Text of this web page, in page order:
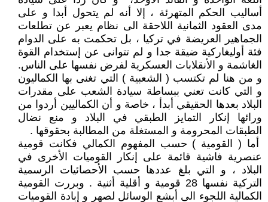
أساليب الحكم المتهرئة ، إلا أنه لم يتحول أبدا و على
مدى العقود الثمانية اللاحقة الى نظام يعبر عن تطلعات
الجماهير العريضة في تركيا ، بل تحكمت به على الدوام
فئة أوليغاركية ضيقة جدا و لم تتوانى عن إستخدام القوة
الغاشمة و الأنقلابات العسكرية لفرض نفسها على الناس.
و من هنا لم تكتسب ( الشعبية ) التي تغنى بها الكماليون
و التي كانت تعني ببساطة سيادة الشعب على مقدرات
البلاد بعدها الحقيقي أبدأ ، خاصة و أن الكماليين أردوا من
ورائها إنكار التمايز الطبقي في البلاد و منع نضال
الطبقات المحرومة و المستغلة من المطالبة بحقوقها .
أما ( القومية ) حسب المفهوم الكمالي فكانت قومية
عنصرية فاشية قائمة على إنكار القوميات الأخرى في
البلاد ، و التي بلغ عددها حسب الأحصائيات الرسمية
التركية نفسها 28 قومية و أقلية أثنية . وبررت القومية
الكمالية اللجوء الى أبشع الوسائل لصهر و إبادة القوميات